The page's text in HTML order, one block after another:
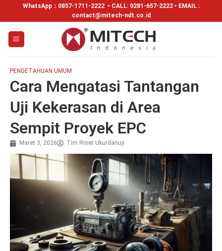
WhatsApp： 0857-1711-2222 • CALL: 0281-657-2222 • EMAIL :
contact@mitech-ndt.co.id
PENGETAHUAN UMUM
Cara Mengatasi Tantangan
Uji Kekerasan di Area
Sempit Proyek EPC
Maret 3, 2026 Tim Riset Ukurdanuji